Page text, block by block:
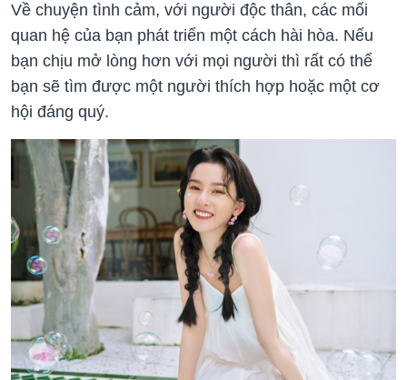
Về chuyện tình cảm, với người độc thân, các mối
quan hệ của bạn phát triển một cách hài hòa. Nếu
bạn chịu mở lòng hơn với mọi người thì rất có thể
bạn sẽ tìm được một người thích hợp hoặc một cơ
hội đáng quý.